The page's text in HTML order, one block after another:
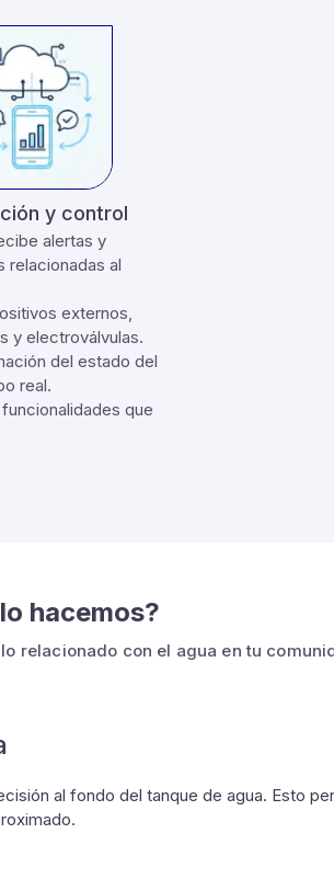
y control
alertas y
relacionadas al
externos,
y electroválvulas.
del estado del
real.
que
hacemos?
relacionado con el agua en tu
al fondo del tanque de agua. Esto